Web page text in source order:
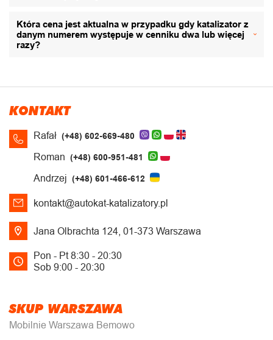
Która cena jest aktualna w przypadku gdy katalizator z
danym numerem występuje w cenniku dwa lub więcej
razy?
KONTAKT
Rafał (+48) 602-669-480
Roman (+48) 600-951-481
Andrzej (+48) 601-466-612
kontakt@autokat-katalizatory.pl
Jana Olbrachta 124, 01-373 Warszawa
Pon - Pt 8:30 - 20:30
Sob 9:00 - 20:30
SKUP WARSZAWA
Mobilnie Warszawa Bemowo